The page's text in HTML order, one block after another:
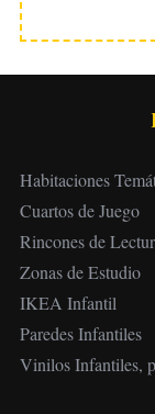
Habitaciones
Cuartos de Juego
Rincones de
Zonas de Estudio
IKEA Infantil
Paredes Infantiles
Vinilos Infantiles,